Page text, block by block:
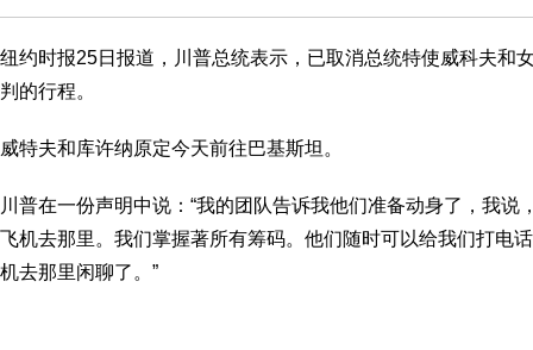
纽约时报25日报道，川普总统表示，已取消总统特使威科夫和
判的行程。
威特夫和库许纳原定今天前往巴基斯坦。
川普在一份声明中说：“我的团队告诉我他们准备动身了，我说
飞机去那里。我们掌握著所有筹码。他们随时可以给我们打电
机去那里闲聊了。”